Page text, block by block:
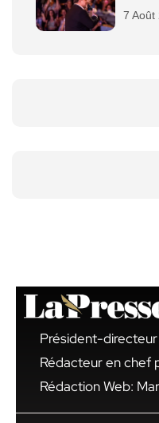
7 Août
Président-
Rédacteur en chef
Rédaction Web: